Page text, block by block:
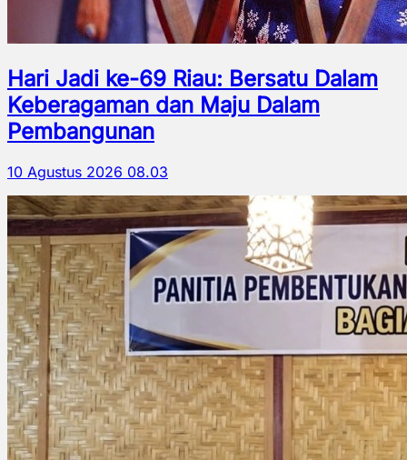
Hari Jadi ke-69 Riau: Bersatu Dalam
Keberagaman dan Maju Dalam
Pembangunan
10 Agustus 2026 08.03